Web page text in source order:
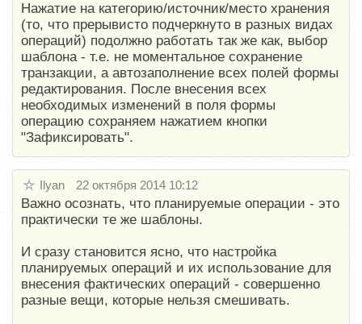
Нажатие на категорию/источник/место хранения
(то, что прерывисто подчеркнуто в разных видах
операций) подолжно работать так же как, выбор
шаблона - т.е. не моментальное сохранение
транзакции, а автозаполнение всех полей формы
редактирования. После внесения всех
необходимых изменений в поля формы
операцию сохраняем нажатием кнопки
"Зафиксировать".
Ilyan 22 октября 2014 10:12
Важно осознать, что планируемые операции - это
практически те же шаблоны.
И сразу становится ясно, что настройка
планируемых операций и их использование для
внесения фактических операций - совершенно
разные вещи, которые нельзя смешивать.